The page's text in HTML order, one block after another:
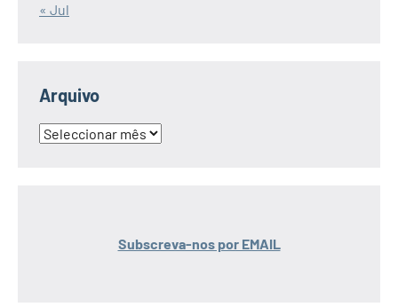
« Jul
Arquivo
Arquivo
Subscreva-nos por EMAIL